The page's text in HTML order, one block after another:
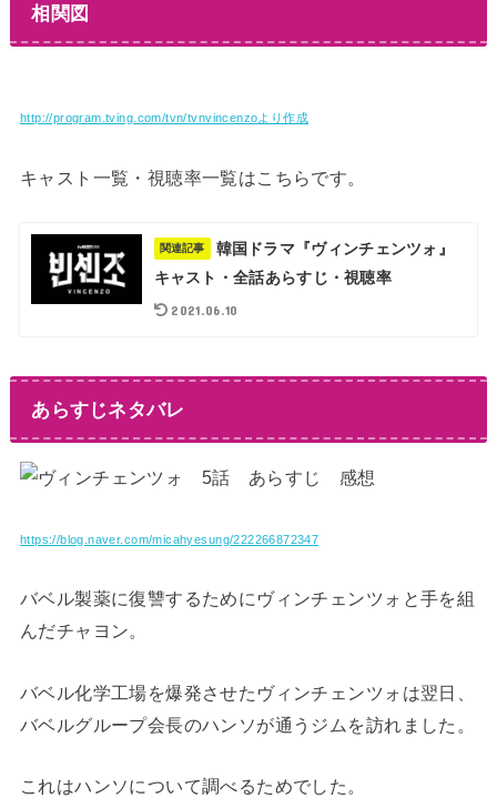
相関図
http://program.tving.com/tvn/tvnvincenzoより作成
キャスト一覧・視聴率一覧はこちらです。
関連記事
韓国ドラマ『ヴィンチェンツォ』
キャスト・全話あらすじ・視聴率
2021.06.10
あらすじネタバレ
https://blog.naver.com/micahyesung/222266872347
バベル製薬に復讐するためにヴィンチェンツォと手を組
んだチャヨン。
バベル化学工場を爆発させたヴィンチェンツォは翌日、
バベルグループ会長のハンソが通うジムを訪れました。
これはハンソについて調べるためでした。